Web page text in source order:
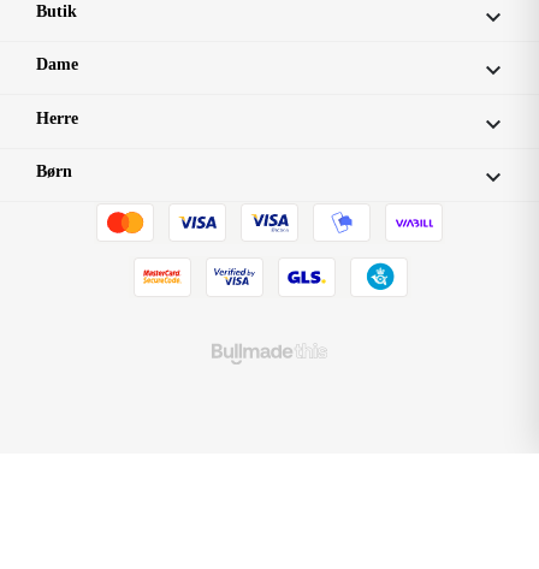
Butik 
Dame 
Herre 
Børn 